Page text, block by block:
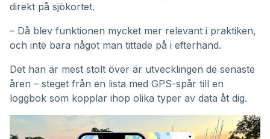
direkt på sjökortet.
– Då blev funktionen mycket mer relevant i praktiken,
och inte bara något man tittade på i efterhand.
Det han är mest stolt över är utvecklingen de senaste
åren – steget från en lista med GPS-spår till en
loggbok som kopplar ihop olika typer av data åt dig.